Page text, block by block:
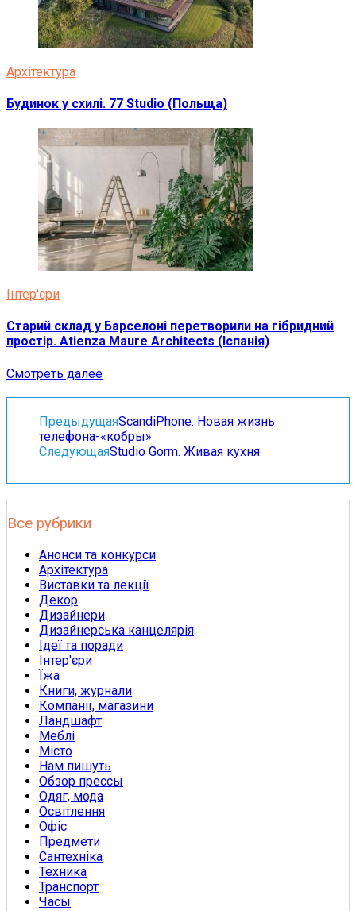
Архітектура
Будинок у схилі. 77 Studio (Польща)
Інтер'єри
Старий склад у Барселоні перетворили на гібридний
простір. Atienza Maure Architects (Іспанія)
Смотреть далее
ПредыдущаяScandiPhone. Новая жизнь
телефона-«кобры»
СледующаяStudio Gorm. Живая кухня
Все рубрики
Анонси та конкурси
Архітектура
Виставки та лекції
Декор
Дизайнери
Дизайнерська канцелярія
Ідеї та поради
Інтер'єри
Їжа
Книги, журнали
Компанії, магазини
Ландшафт
Меблі
Місто
Нам пишуть
Обзор прессы
Одяг, мода
Освітлення
Офіс
Предмети
Сантехніка
Техника
Транспорт
Часы